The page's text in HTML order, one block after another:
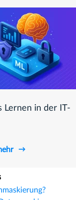
Lernen in der IT-